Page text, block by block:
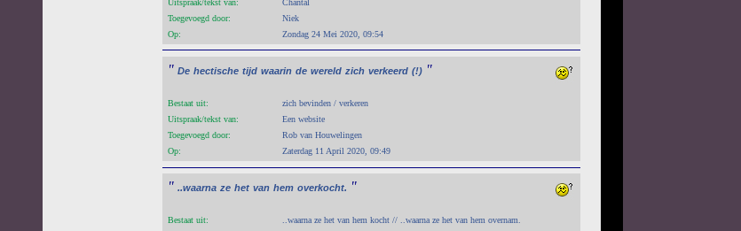
Uitspraak/tekst van:
Chantal
Toegevoegd door:
Niek
Op:
Zondag 24 Mei 2020, 09:54
" De hectische tijd waarin de wereld zich verkeerd (!) "
Bestaat uit:
zich bevinden / verkeren
Uitspraak/tekst van:
Een website
Toegevoegd door:
Rob van Houwelingen
Op:
Zaterdag 11 April 2020, 09:49
" ..waarna ze het van hem overkocht. "
Bestaat uit:
..waarna ze het van hem kocht // ..waarna ze het van hem overnam.